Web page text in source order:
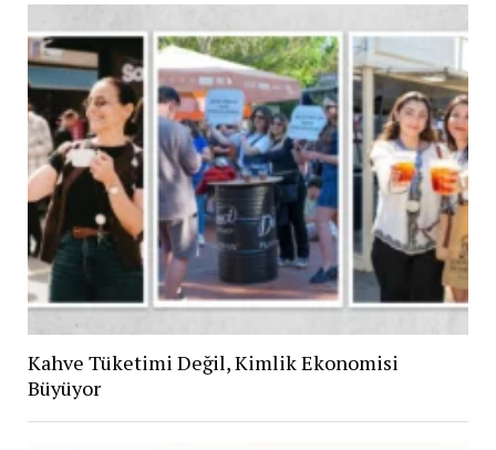
Kahve Tüketimi Değil, Kimlik Ekonomisi
Büyüyor